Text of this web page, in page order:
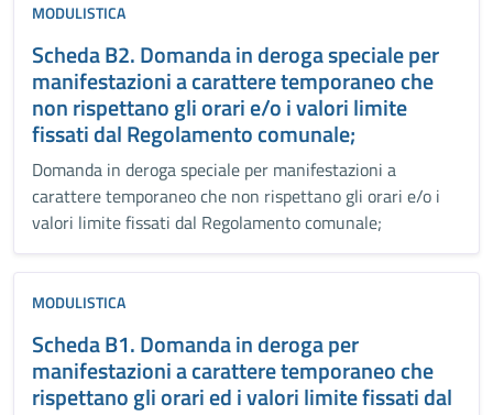
MODULISTICA
Scheda B2. Domanda in deroga speciale per
manifestazioni a carattere temporaneo che
non rispettano gli orari e/o i valori limite
fissati dal Regolamento comunale;
Domanda in deroga speciale per manifestazioni a
carattere temporaneo che non rispettano gli orari e/o i
valori limite fissati dal Regolamento comunale;
MODULISTICA
Scheda B1. Domanda in deroga per
manifestazioni a carattere temporaneo che
rispettano gli orari ed i valori limite fissati dal